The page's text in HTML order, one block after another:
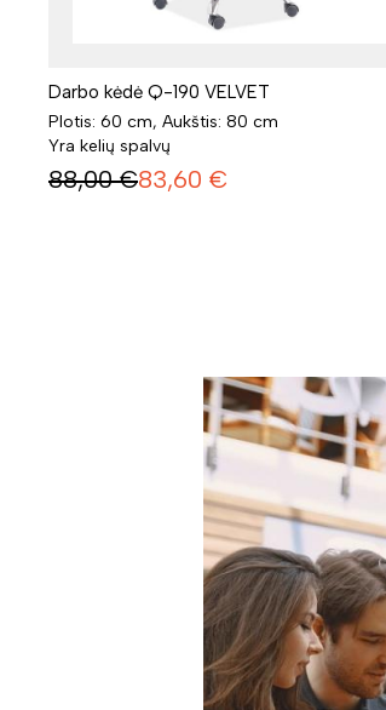
Darbo kėdė Q-190 VELVET
Plotis: 60 cm, Aukštis: 80 cm
Yra kelių spalvų
88,00 €83,60 €